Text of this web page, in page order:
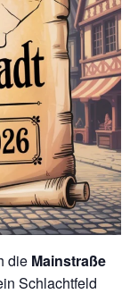
die Mainstraße
Schlachtfeld